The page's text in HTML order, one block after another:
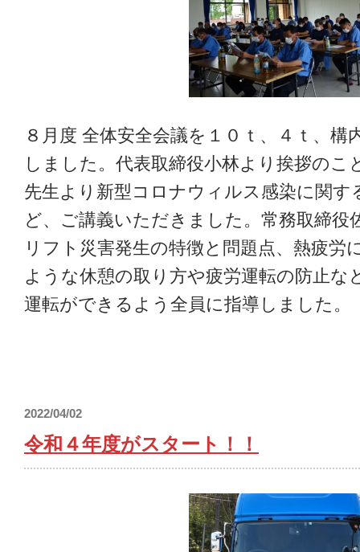
８月度 全体安全会議を１０ｔ、４ｔ、構
しました。代表取締役小林より挨拶のこ
先生より新型コロナウィルス感染に関す
ど、ご講義いただきました。常務取締役
リフト災害発生の特徴と問題点、熱疲労
ような休憩の取り方や疲労運転の防止な
運転ができるよう全員に指導しました。
2022/04/02
令和４年度がスタート！！